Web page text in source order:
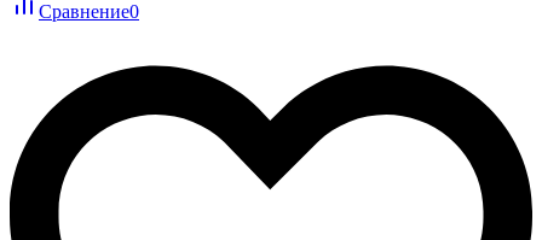
Сравнение0